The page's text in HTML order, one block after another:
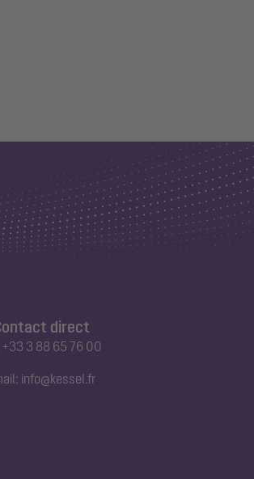
direct
+33 3 88 65 76 00
info@kessel.fr